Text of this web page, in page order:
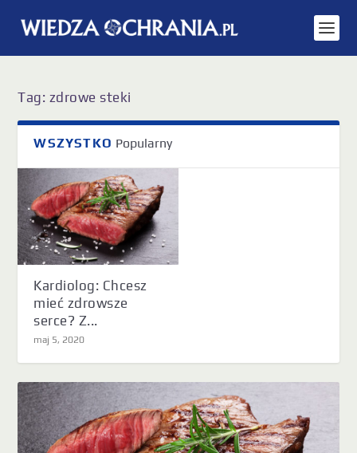
Tag: zdrowe steki
WSZYSTKO Popularny
Kardiolog: Chcesz
mieć zdrowsze
serce? Z...
maj 5, 2020